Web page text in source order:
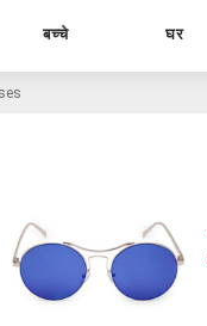
बच्चे घर